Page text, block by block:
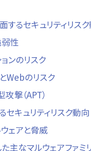
するセキュリティリス
弱性
ンのリスク
Webのリスク
撃（APT）
キュリティリスク動向
ェアと脅威
主なマルウェアファミ